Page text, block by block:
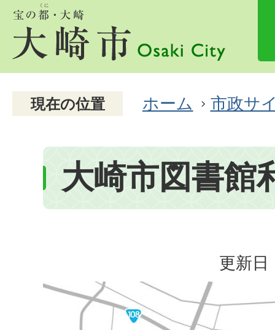
現在の位置 ホーム 市政サ
大崎市図書館
更新